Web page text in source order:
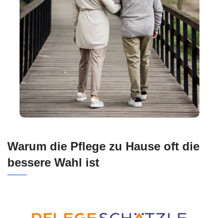
Warum die Pflege zu Hause oft die
bessere Wahl ist